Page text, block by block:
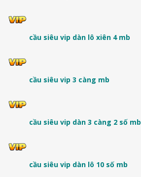
cầu siêu vip dàn lô xiên 4 mb
cầu siêu vip 3 càng mb
cầu siêu vip dàn 3 càng 2 số mb
cầu siêu vip dàn lô 10 số mb